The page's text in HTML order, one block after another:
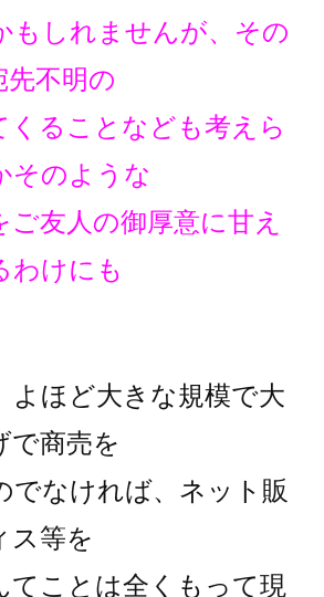
もしれませんが、その
先不明の
くることなども考えら
そのような
友人の御厚意に甘え
わけにも
よほど大きな規模で大
で商売を
でなければ、ネット販
ス等を
てことは全くもって現